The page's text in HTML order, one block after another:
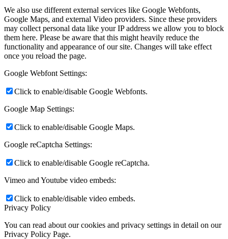
We also use different external services like Google Webfonts,
Google Maps, and external Video providers. Since these providers
may collect personal data like your IP address we allow you to block
them here. Please be aware that this might heavily reduce the
functionality and appearance of our site. Changes will take effect
once you reload the page.
Google Webfont Settings:
Click to enable/disable Google Webfonts.
Google Map Settings:
Click to enable/disable Google Maps.
Google reCaptcha Settings:
Click to enable/disable Google reCaptcha.
Vimeo and Youtube video embeds:
Click to enable/disable video embeds.
Privacy Policy
You can read about our cookies and privacy settings in detail on our
Privacy Policy Page.